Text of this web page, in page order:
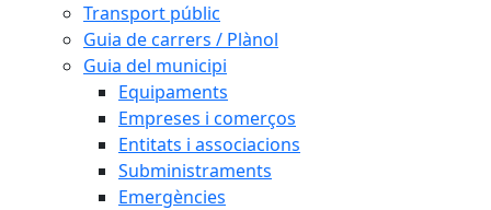
Transport públic
Guia de carrers / Plànol
Guia del municipi
Equipaments
Empreses i comerços
Entitats i associacions
Subministraments
Emergències